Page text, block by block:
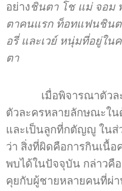
อย่างชินตา โช แม่ จอม
ตาคนแรก ท็อทแฟนชินต
อรี่ และเวย์ หนุ่มที่อยู่ใ
ตา
เมื่อพิจารณาตัวละค
ตัวละครหลายลักษณะใ
และเป็นลูกที่กตัญญู ใน
ว่า สิ่งที่ผิดคือการกินเนื้
พบได้ในปัจจุบัน กล่าวคื
คุยกับผู้ชายหลายคนที่ผ่